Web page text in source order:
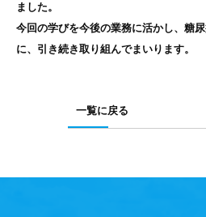
ました。
今回の学びを今後の業務に活かし、糖
に、引き続き取り組んでまいります。
一覧に戻る